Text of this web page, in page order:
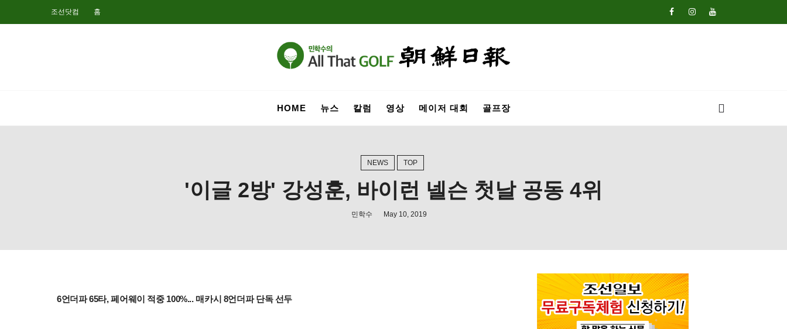
조선닷컴 홈
HOME 뉴스 칼럼 영상 메이저 대회 골프장
NEWS TOP
'이글 2방' 강성훈, 바이런 넬슨 첫날 공동 4위
민학수 May 10, 2019
6언더파 65타, 페어웨이 적중 100%... 매카시 8언더파 단독 선두